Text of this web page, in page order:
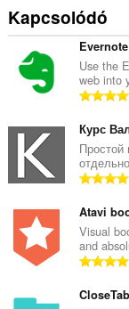
Kapcsolódó
Use the
web into
Курс
Atavi
Visual
and